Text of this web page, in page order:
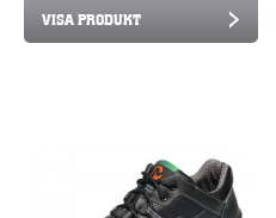
VISA PRODUKT